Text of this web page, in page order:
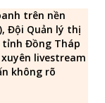
trên nền
Đội Quản lý thị
tỉnh Đồng Tháp
livestream
không rõ